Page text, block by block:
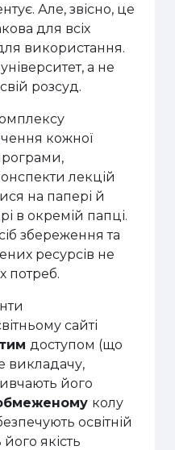
Але, звісно, це
для всіх
використання.
а не
розсуд.
кожної
лекцій
на папері й
в окремій папці.
збереження та
ресурсів не
потреб.
сайті
доступом (що
викладачу,
його
колу
освітній
якість